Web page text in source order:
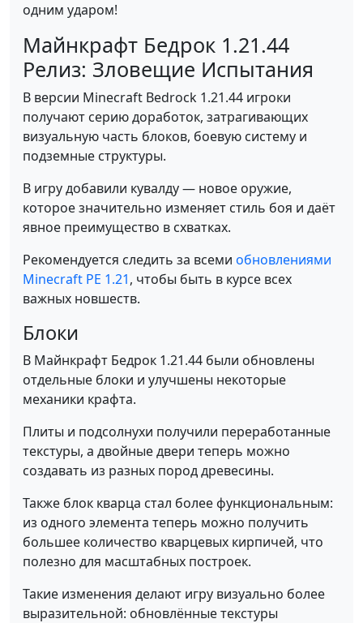
одним ударом!
Майнкрафт Бедрок 1.21.44
Релиз: Зловещие Испытания
В версии Minecraft Bedrock 1.21.44 игроки
получают серию доработок, затрагивающих
визуальную часть блоков, боевую систему и
подземные структуры.
В игру добавили кувалду — новое оружие,
которое значительно изменяет стиль боя и даёт
явное преимущество в схватках.
Рекомендуется следить за всеми обновлениями
Minecraft PE 1.21, чтобы быть в курсе всех
важных новшеств.
Блоки
В Майнкрафт Бедрок 1.21.44 были обновлены
отдельные блоки и улучшены некоторые
механики крафта.
Плиты и подсолнухи получили переработанные
текстуры, а двойные двери теперь можно
создавать из разных пород древесины.
Также блок кварца стал более функциональным:
из одного элемента теперь можно получить
большее количество кварцевых кирпичей, что
полезно для масштабных построек.
Такие изменения делают игру визуально более
выразительной: обновлённые текстуры